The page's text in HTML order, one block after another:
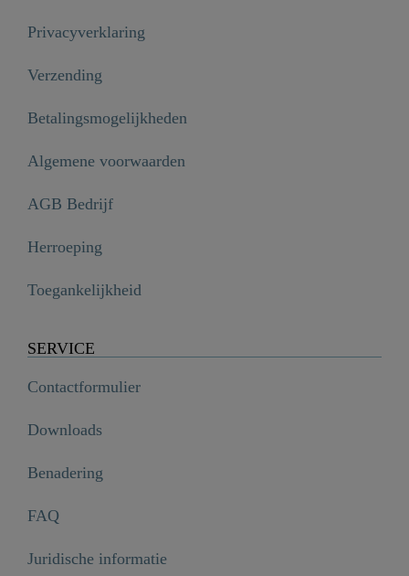
Privacyverklaring
Verzending
Betalingsmogelijkheden
Algemene voorwaarden
AGB Bedrijf
Herroeping
Toegankelijkheid
SERVICE
Contactformulier
Downloads
Benadering
FAQ
Juridische informatie